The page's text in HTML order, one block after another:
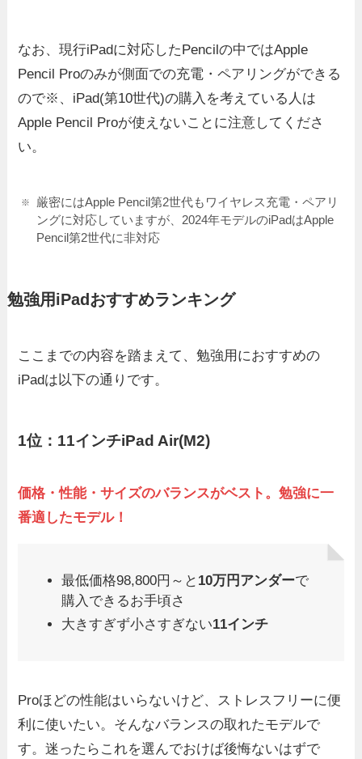
なお、現行iPadに対応したPencilの中ではApple
Pencil Proのみが側面での充電・ペアリングができる
ので※、iPad(第10世代)の購入を考えている人は
Apple Pencil Proが使えないことに注意してくださ
い。
厳密にはApple Pencil第2世代もワイヤレス充電・ペアリ
ングに対応していますが、2024年モデルのiPadはApple
Pencil第2世代に非対応
勉強用iPadおすすめランキング
ここまでの内容を踏まえて、勉強用におすすめの
iPadは以下の通りです。
1位：11インチiPad Air(M2)
価格・性能・サイズのバランスがベスト。勉強に一
番適したモデル！
最低価格98,800円～と 10万円アンダーで
購入できるお手頃さ
大きすぎず小さすぎない11インチ
Proほどの性能はいらないけど、ストレスフリーに便
利に使いたい。そんなバランスの取れたモデルで
す。迷ったらこれを選んでおけば後悔ないはずで